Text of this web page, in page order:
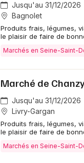
Jusqu'au 31/12/2026
Bagnolet
Produits frais, légumes,
le plaisir de faire de
Marchés en Seine-Saint-
Marché de
Jusqu'au 31/12/2026
Livry-Gargan
Produits frais, légumes,
le plaisir de faire de
Marchés en Seine-Saint-